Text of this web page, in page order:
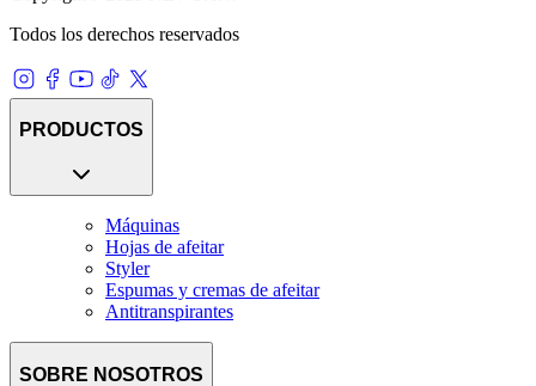
Todos los derechos reservados
PRODUCTOS
Máquinas
Hojas de afeitar
Styler
Espumas y cremas de afeitar
Antitranspirantes
SOBRE NOSOTROS